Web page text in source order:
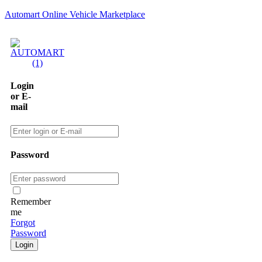
Automart Online Vehicle Marketplace
Login
or E-
mail
Password
Remember
me
Forgot
Password